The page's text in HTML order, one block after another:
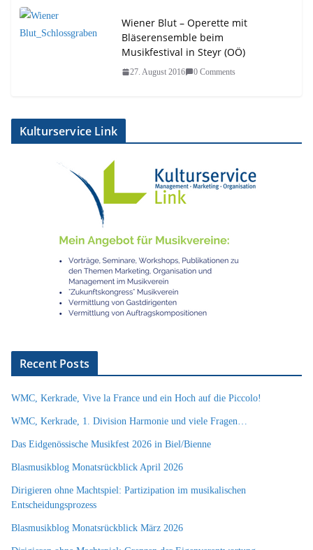
Wiener Blut – Operette mit
Bläserensemble beim
Musikfestival in Steyr (OÖ)
27. August 2016 0 Comments
Kulturservice Link
Recent Posts
WMC, Kerkrade, Vive la France und ein Hoch auf die Piccolo!
WMC, Kerkrade, 1. Division Harmonie und viele Fragen…
Das Eidgenössische Musikfest 2026 in Biel/Bienne
Blasmusikblog Monatsrückblick April 2026
Dirigieren ohne Machtspiel: Partizipation im musikalischen
Entscheidungsprozess
Blasmusikblog Monatsrückblick März 2026